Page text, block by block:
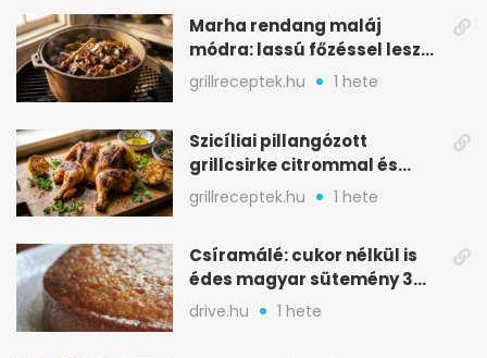
Marha rendang maláj
módra: lassú főzéssel lesz
igazán szaftos
grillreceptek.hu 1 hete
Szicíliai pillangózott
grillcsirke citrommal és
oregánóval
grillreceptek.hu 1 hete
Csíramálé: cukor nélkül is
édes magyar sütemény 3
alapanyagból
drive.hu 1 hete